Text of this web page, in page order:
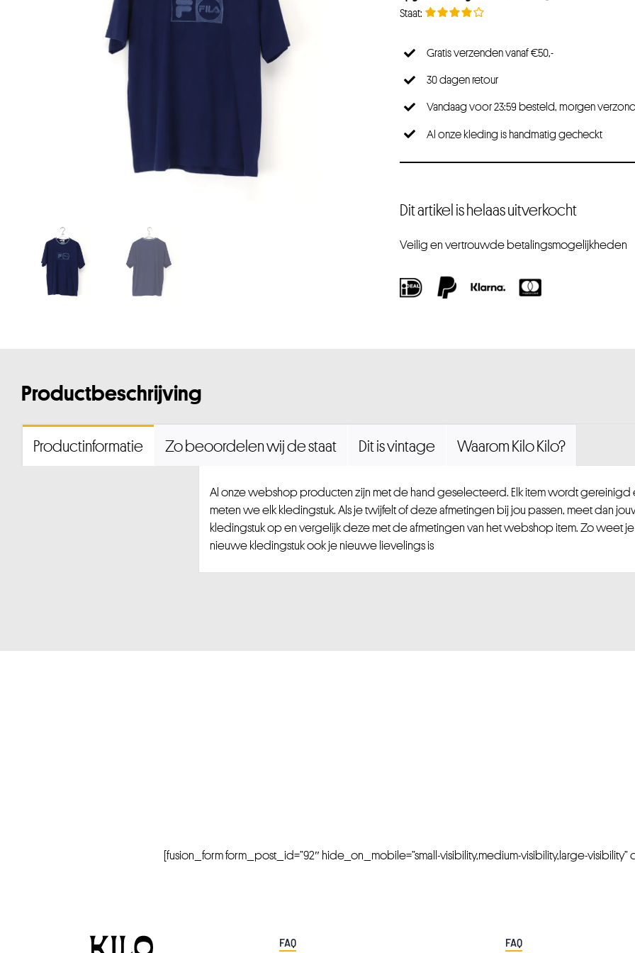
Gratis verzenden vanaf €50,-
30 dagen retour
Vandaag voor 23:59 besteld, morgen
Al onze kleding is handmatig gecheckt
Dit artikel is helaas uitverkocht
Veilig en vertrouwde betalingsmogelijkheden
Productbeschrijving
Productinformatie Zo beoordelen wij de staat Dit is vintage Waarom Kilo Kilo?
Al onze webshop producten zijn met de hand geselecteerd. Elk item wordt gereinigd
meten we elk kledingstuk. Als je twijfelt of deze afmetingen bij jou passen, meet dan
kledingstuk op en vergelijk deze met de afmetingen van het webshop item. Zo weet
nieuwe kledingstuk ook je nieuwe lievelings is
[fusion_form form_post_id=”92″ hide_on_mobile=”small-visibility,medium-visibility,large-visibility”
FAQ FAQ